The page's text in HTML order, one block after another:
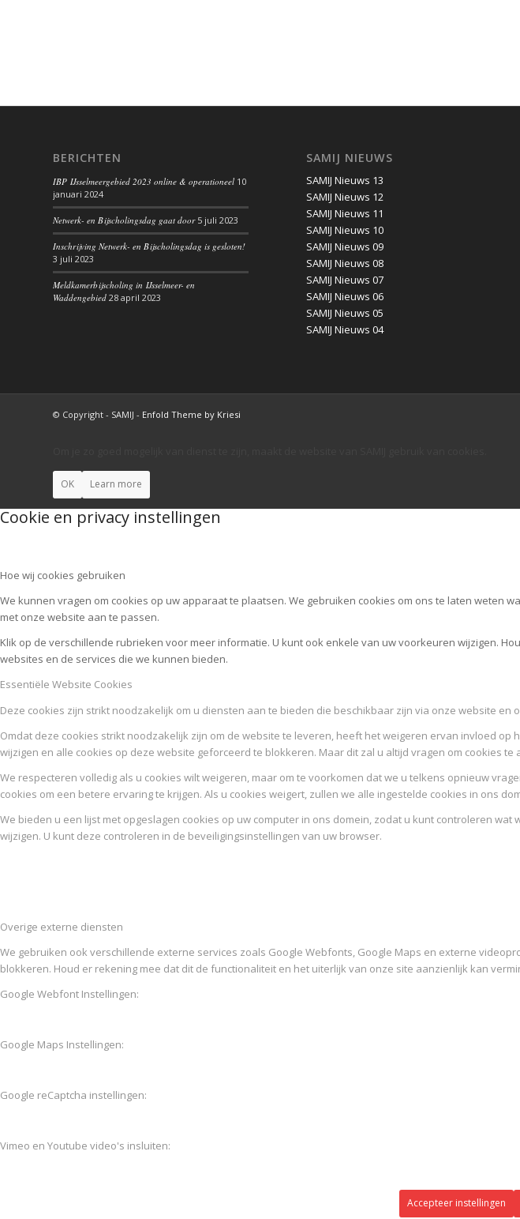
BERICHTEN
IBP IJsselmeergebied 2023 online & operationeel 10
januari 2024
Netwerk- en Bijscholingsdag gaat door 5 juli 2023
Inschrijving Netwerk- en Bijscholingsdag is gesloten!
3 juli 2023
Meldkamerbijscholing in IJsselmeer- en
Waddengebied 28 april 2023
SAMIJ NIEUWS
SAMIJ Nieuws 13
SAMIJ Nieuws 12
SAMIJ Nieuws 11
SAMIJ Nieuws 10
SAMIJ Nieuws 09
SAMIJ Nieuws 08
SAMIJ Nieuws 07
SAMIJ Nieuws 06
SAMIJ Nieuws 05
SAMIJ Nieuws 04
© Copyright - SAMIJ - Enfold Theme by Kriesi
OK Learn more
Cookie en privacy instellingen
Hoe wij cookies gebruiken
We kunnen vragen om cookies op uw apparaat te plaatsen. We gebruiken cookies om ons te laten weten
met onze website aan te passen.
Klik op de verschillende rubrieken voor meer informatie. U kunt ook enkele van uw voorkeuren wijzigen.
websites en de services die we kunnen bieden.
Essentiële Website Cookies
Deze cookies zijn strikt noodzakelijk om u diensten aan te bieden die beschikbaar zijn via onze website en
Omdat deze cookies strikt noodzakelijk zijn om de website te leveren, heeft het weigeren ervan invloed
wijzigen en alle cookies op deze website geforceerd te blokkeren. Maar dit zal u altijd vragen om cookies
We respecteren volledig als u cookies wilt weigeren, maar om te voorkomen dat we u telkens opnieuw
cookies om een betere ervaring te krijgen. Als u cookies weigert, zullen we alle ingestelde cookies in ons
We bieden u een lijst met opgeslagen cookies op uw computer in ons domein, zodat u kunt controleren
wijzigen. U kunt deze controleren in de beveiligingsinstellingen van uw browser.
Overige externe diensten
We gebruiken ook verschillende externe services zoals Google Webfonts, Google Maps en externe
blokkeren. Houd er rekening mee dat dit de functionaliteit en het uiterlijk van onze site aanzienlijk kan
Google Webfont Instellingen:
Google Maps Instellingen:
Google reCaptcha instellingen:
Vimeo en Youtube video's insluiten:
Accepteer instellingen